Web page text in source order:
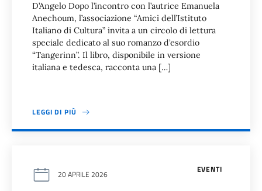
D’Angelo Dopo l’incontro con l’autrice Emanuela
Anechoum, l’associazione “Amici dell’Istituto
Italiano di Cultura” invita a un circolo di lettura
speciale dedicato al suo romanzo d’esordio
“Tangerinn”. Il libro, disponibile in versione
italiana e tedesca, racconta una […]
LEGGI DI PIÙ
EVENTI
20 APRILE 2026